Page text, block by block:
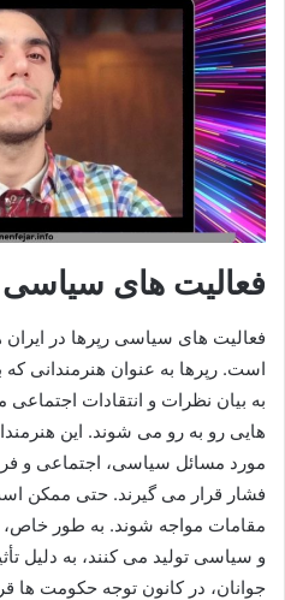
فعالیت های سیاسی
فعالیت‌ های سیاسی رپرها در
است. رپرها به عنوان هنرمندانی
به بیان نظرات و انتقادات اجتماعی
هایی رو به‌ رو می‌ شوند. این
مورد مسائل سیاسی، اجتماعی و
فشار قرار می‌ گیرند. حتی ممکن
مقامات مواجه شوند. به‌ طور خاص،
و سیاسی تولید می‌ کنند، به دلیل
جوانان، در کانون توجه حکومت‌ ها